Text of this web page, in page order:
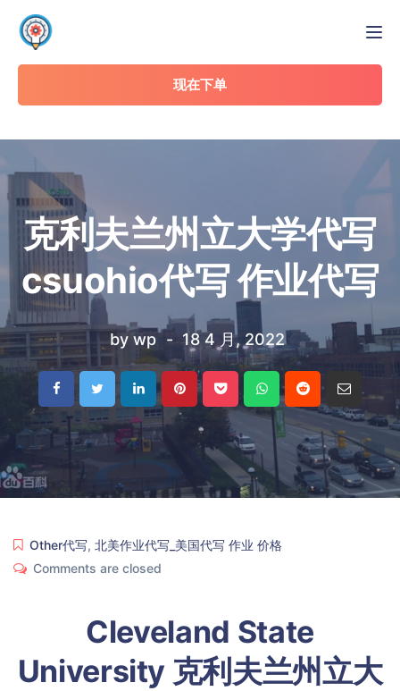
现在下单
克利夫兰州立大学代写
csuohio代写 作业代写
by wp 18 4 月, 2022
Other代写, 北美作业代写_美国代写 作业 价格
Comments are closed
Cleveland State
University 克利夫兰州立大